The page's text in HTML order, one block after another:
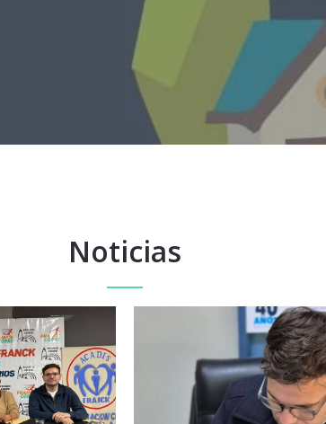
Noticias